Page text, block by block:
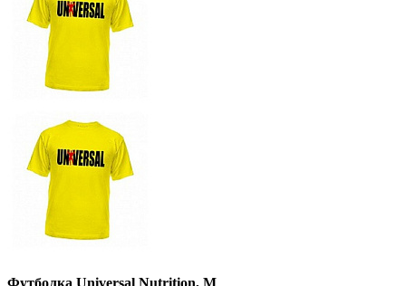
Футболка Universal Nutrition, M